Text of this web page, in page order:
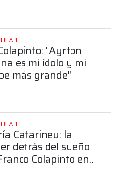
1
"Ayrton
es mi ídolo y mi
más grande"
1
Catarineu: la
detrás del sueño
Colapinto en